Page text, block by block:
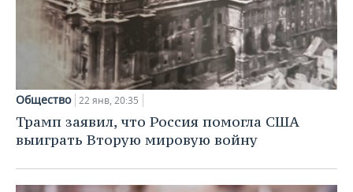
Общество 22 янв, 20:35
Трамп заявил, что Россия помогла США
выиграть Вторую мировую войну